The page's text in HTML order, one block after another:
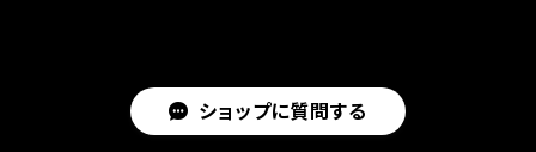
ショップに質問する